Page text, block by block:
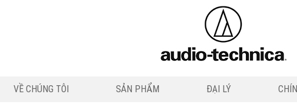
VỀ CHÚNG TÔI SẢN PHẨM ĐẠI LÝ